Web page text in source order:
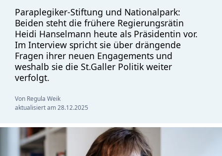
Paraplegiker-Stiftung und Nationalpark:
Beiden steht die frühere Regierungsrätin
Heidi Hanselmann heute als Präsidentin vor.
Im Interview spricht sie über drängende
Fragen ihrer neuen Engagements und
weshalb sie die St.Galler Politik weiter
verfolgt.
Von Regula Weik
aktualisiert am28.12.2025